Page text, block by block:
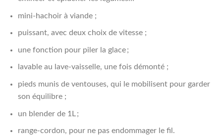
mini-hachoir à viande ;
puissant, avec deux choix de vitesse ;
une fonction pour piler la glace ;
lavable au lave-vaisselle, une fois démonté ;
pieds munis de ventouses, qui le mobilisent pour garder
son équilibre ;
un blender de 1L ;
range-cordon, pour ne pas endommager le fil.